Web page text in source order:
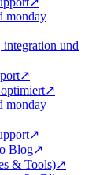
monday
integration und
↗
↗
monday
↗
Blog↗
& Tools)↗